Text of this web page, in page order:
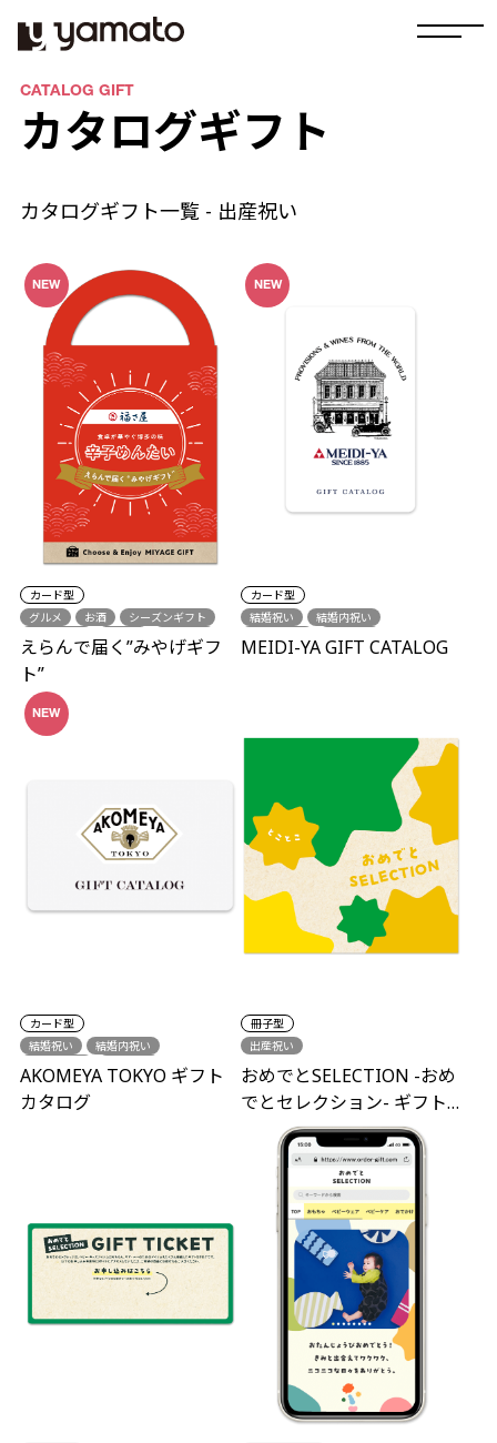
CATALOG GIFT
カタログギフト
カタログギフト一覧 - 出産祝い
NEW
カード型
グルメ
お酒
シーズンギフト
結婚祝い
結婚内祝い
結婚引出物
出産祝い
各種内祝い
えらんで届く”みやげギフ
ト”
NEW
カード型
結婚祝い
結婚内祝い
出産内祝い
新築祝い
MEIDI-YA GIFT CATALOG
NEW
カード型
結婚祝い
結婚内祝い
出産内祝い
新築祝い
シーズンギフト
AKOMEYA TOKYO ギフト
カタログ
冊子型
出産祝い
おめでとSELECTION -おめ
でとセレクション- ギフト
セット